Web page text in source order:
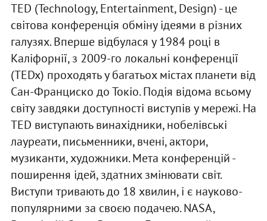
ТED (Technology, Entertainment, Design) - це
світова конференція обміну ідеями в різних
галузях. Вперше відбулася у 1984 році в
Каліфорнії, з 2009-го локальні конференції
(TEDx) проходять у багатьох містах планети від
Сан-Франциско до Токіо. Подія відома всьому
світу завдяки доступності виступів у мережі. На
ТED виступають винахідники, нобелівські
лауреати, письменники, вчені, актори,
музиканти, художники. Мета конференцій -
поширення ідей, здатних змінювати світ.
Виступи тривають до 18 хвилин, і є науково-
популярними за своєю подачею. NASA,